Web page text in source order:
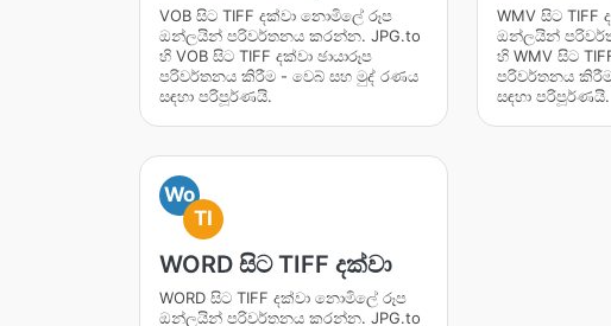
VOB සිට TIFF දක්වා නොමිලේ රූප
ඔන්ලයින් පරිවර්තනය කරන්න. JPG.to
හි VOB සිට TIFF දක්වා ඡායාරූප
පරිවර්තනය කිරීම - වෙබ් සහ මුද් රණය
සඳහා පරිපූර්ණයි.
WMV සිට
ඔන්ලයින්
හි WMV සිට
පරිවර්තනය
සඳහා පරිපූර්ණයි.
Wo
TI
WORD සිට TIFF දක්වා
WORD සිට TIFF දක්වා නොමිලේ රූප
ඔන්ලයින් පරිවර්තනය කරන්න. JPG.to